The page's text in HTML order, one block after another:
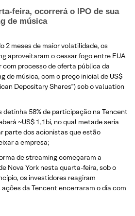
feira, ocorrerá o IPO de sua
de música
2 meses de maior volatilidade, os
aproveitaram o cessar fogo entre EUA
com processo de oferta pública da
de música, com o preço inicial de US$
Depositary Shares”) sob o valuation
detinha 58% de participação na Tencent
~US$ 1,1bi, no qual metade seria
parte dos acionistas que estão
a empresa;
de streaming começaram a
Nova York nesta quarta-feira, sob o
os investidores reagiram
da Tencent encerraram o dia com